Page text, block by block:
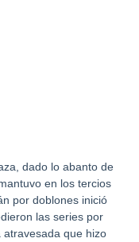
dado lo abanto de
en los tercios
por doblones inició
las series por
que hizo